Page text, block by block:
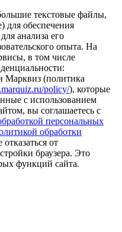
текстовые файлы,
для обеспечения
анализа его
опыта. На
в том числе
Марквиз (политика
policy/), которые
с использованием
вы соглашаетесь с
персональных
обработки
от
браузера. Это
функций сайта.